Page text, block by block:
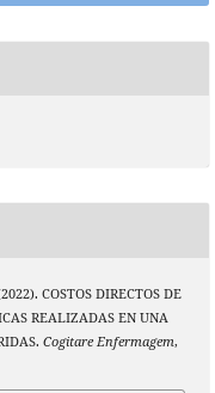
COSTOS DIRECTOS DE
REALIZADAS EN UNA
Cogitare Enfermagem,